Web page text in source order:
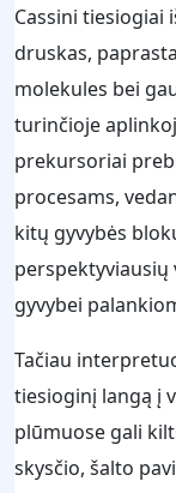
Cassini
druskas,
molekules bei
turinčioje
prekursoriai
procesams,
kitų gyvybės
perspektyviausių
gyvybei
Tačiau
tiesioginį langą į
plūmuose gali
skysčio, šalto